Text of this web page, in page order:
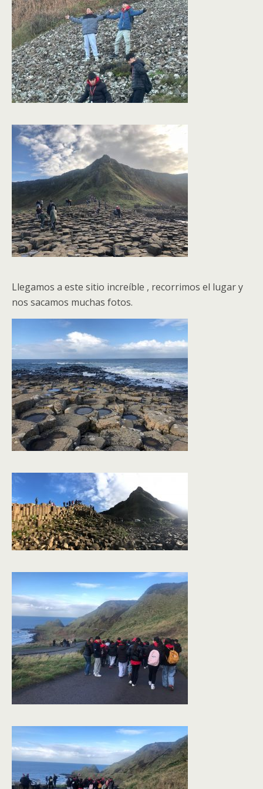
Llegamos a este sitio increíble , recorrimos el lugar y
nos sacamos muchas fotos.